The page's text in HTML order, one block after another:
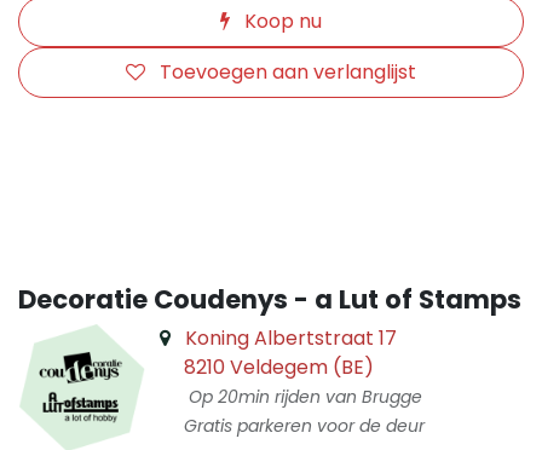
Koop nu
Toevoegen aan verlanglijst
Decoratie Coudenys - a Lut of Stamps
Koning Albertstraat 17
8210 Veldegem (BE)
Op 20min rijden van Brugge
Gratis parkeren voor de deur